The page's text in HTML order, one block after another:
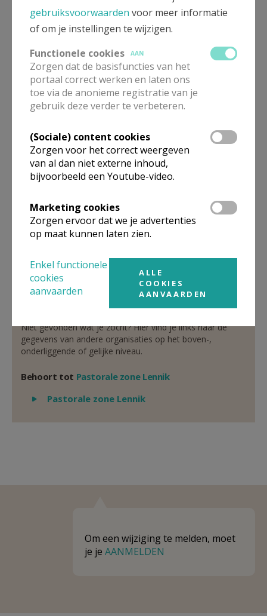
pastoor
Dorp 13
1750 Lennik
02 532 28 88
02 532 37 00
Stuur een mailtje
Organisatiestructuur
Niet gevonden wat je zocht? Hier vind je links naar de
gegevens van andere organisaties op het boven-,
onderliggende of gelijke niveau.
Behoort tot Pastorale zone Lennik
Weergeven
Pastorale zone Lennik
Om een wijziging te melden, moet
je je AANMELDEN
gebruiksvoorwaarden voor meer informatie
of om je instellingen te wijzigen.
Functionele cookies
AAN
Zorgen dat de basisfuncties van het
portaal correct werken en laten ons
toe via de anonieme registratie van je
gebruik deze verder te verbeteren.
(Sociale) content cookies
Zorgen voor het correct weergeven
van al dan niet externe inhoud,
bijvoorbeeld een Youtube-video.
Marketing cookies
Zorgen ervoor dat we je advertenties
op maat kunnen laten zien.
Enkel functionele
cookies
aanvaarden
ALLE
COOKIES
AANVAARDEN